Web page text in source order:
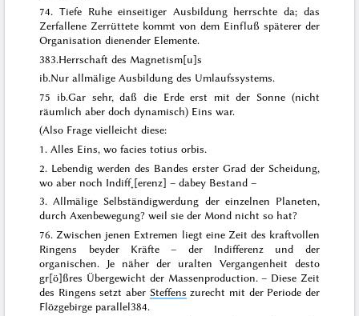
74. Tiefe Ruhe einseitiger Ausbildung herrschte da; das
Zerfallene Zerrüttete kommt von dem Einfluß späterer der
Organisation dienender Elemente.
383.Herrschaft des Magnetism[u]s
ib.Nur allmälige Ausbildung des Umlaufssystems.
75 ib.Gar sehr, daß die Erde erst mit der Sonne (nicht
räumlich aber doch dynamisch) Eins war.
(Also Frage vielleicht diese:
1. Alles Eins, wofacies totius orbis.
2. Lebendig werden des Bandes erster Grad der Scheidung,
wo aber noch Indiff˖[erenz] – dabey Bestand –
3. Allmälige Selbständigwerdung der einzelnen Planeten,
durch Axenbewegung? weil sie der Mond nicht so hat?
76. Zwischen jenen Extremen liegt eine Zeit des kraftvollen
Ringens beyder Kräfte – der Indifferenz und der
organischen. Je näher der uralten Vergangenheit desto
gr[ö]ßres Übergewicht der Massenproduction. – Diese Zeit
des Ringens setzt aber Steffens zurecht mit der Periode der
Flözgebirge parallel384.